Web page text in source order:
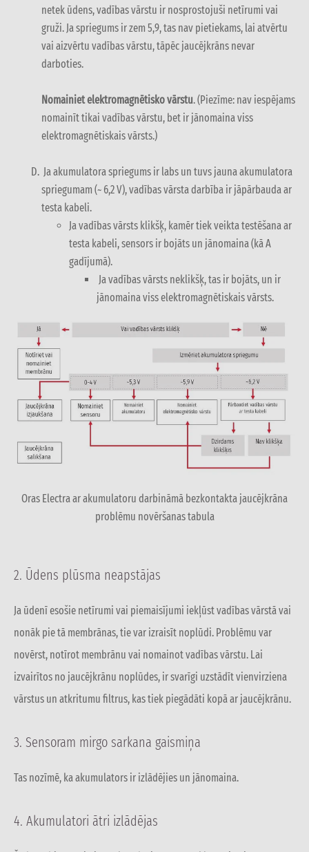
netek ūdens, vadības vārstu ir nosprostojuši netīrumi vai
gruži. Ja spriegums ir zem 5,9, tas nav pietiekams, lai atvērtu
vai aizvērtu vadības vārstu, tāpēc jaucējkrāns nevar
darboties.
Nomainiet elektromagnētisko vārstu. (Piezīme: nav iespējams
nomainīt tikai vadības vārstu, bet ir jānomaina viss
elektromagnētiskais vārsts.)
Ja akumulatora spriegums ir labs un tuvs jauna akumulatora
spriegumam (~ 6,2 V), vadības vārsta darbība ir jāpārbauda ar
testa kabeli.
Ja vadības vārsts klikšķ, kamēr tiek veikta testēšana ar
testa kabeli, sensors ir bojāts un jānomaina (kā A
gadījumā).
Ja vadības vārsts neklikšķ, tas ir bojāts, un ir
jānomaina viss elektromagnētiskais vārsts.
Oras Electra ar akumulatoru darbināmā bezkontakta jaucējkrāna
problēmu novēršanas tabula
2. Ūdens plūsma neapstājas
Ja ūdenī esošie netīrumi vai piemaisījumi iekļūst vadības vārstā vai
nonāk pie tā membrānas, tie var izraisīt noplūdi. Problēmu var
novērst, notīrot membrānu vai nomainot vadības vārstu. Lai
izvairītos no jaucējkrānu noplūdes, ir svarīgi uzstādīt vienvirziena
vārstus un atkritumu filtrus, kas tiek piegādāti kopā ar jaucējkrānu.
3. Sensoram mirgo sarkana gaismiņa
Tas nozīmē, ka akumulators ir izlādējies un jānomaina.
4. Akumulatori ātri izlādējas